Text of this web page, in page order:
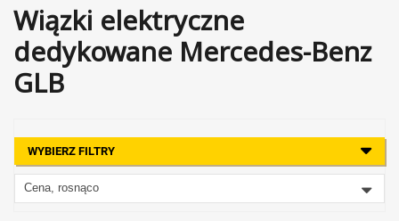
Wiązki elektryczne
dedykowane Mercedes-Benz
GLB
WYBIERZ FILTRY
Cena, rosnąco